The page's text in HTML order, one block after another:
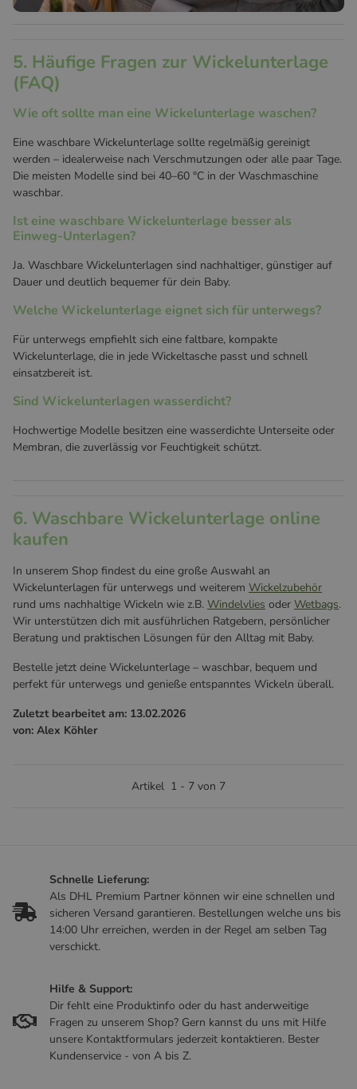
5. Häufige Fragen zur Wickelunterlage
(FAQ)
Wie oft sollte man eine Wickelunterlage waschen?
Eine waschbare Wickelunterlage sollte regelmäßig gereinigt
werden – idealerweise nach Verschmutzungen oder alle paar Tage.
Die meisten Modelle sind bei 40–60 °C in der Waschmaschine
waschbar.
Ist eine waschbare Wickelunterlage besser als
Einweg-Unterlagen?
Ja. Waschbare Wickelunterlagen sind nachhaltiger, günstiger auf
Dauer und deutlich bequemer für dein Baby.
Welche Wickelunterlage eignet sich für unterwegs?
Für unterwegs empfiehlt sich eine faltbare, kompakte
Wickelunterlage, die in jede Wickeltasche passt und schnell
einsatzbereit ist.
Sind Wickelunterlagen wasserdicht?
Hochwertige Modelle besitzen eine wasserdichte Unterseite oder
Membran, die zuverlässig vor Feuchtigkeit schützt.
6. Waschbare Wickelunterlage online
kaufen
In unserem Shop findest du eine große Auswahl an
Wickelunterlagen für unterwegs und weiterem Wickelzubehör
rund ums nachhaltige Wickeln wie z.B. Windelvlies oder Wetbags.
Wir unterstützen dich mit ausführlichen Ratgebern, persönlicher
Beratung und praktischen Lösungen für den Alltag mit Baby.
Bestelle jetzt deine Wickelunterlage – waschbar, bequem und
perfekt für unterwegs und genieße entspanntes Wickeln überall.
Zuletzt bearbeitet am: 13.02.2026
von: Alex Köhler
Artikel 1 - 7 von 7
Schnelle Lieferung:
Als DHL Premium Partner können wir eine schnellen und
sicheren Versand garantieren. Bestellungen welche uns bis
14:00 Uhr erreichen, werden in der Regel am selben Tag
verschickt.
Hilfe & Support:
Dir fehlt eine Produktinfo oder du hast anderweitige
Fragen zu unserem Shop? Gern kannst du uns mit Hilfe
unsere Kontaktformulars jederzeit kontaktieren. Bester
Kundenservice - von A bis Z.